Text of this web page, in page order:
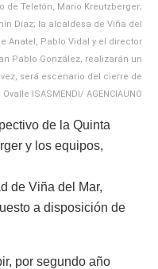
de Teletón, Mario Kreutzberger;
Díaz; la alcaldesa de Viña del
Anatel, Pablo Vidal y el director
Pablo González, realizarán un
será escenario del cierre de
ISASMENDI/ AGENCIAUNO
de la Quinta
y los equipos,
de Viña del Mar,
a disposición de
por segundo año